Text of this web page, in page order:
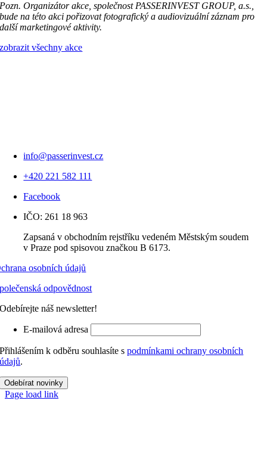
Pozn. Organizátor akce, společnost PASSERINVEST GROUP, a.s.,
bude na této akci pořizovat fotografický a audiovizuální záznam pro
další marketingové aktivity.
zobrazit všechny akce
info@passerinvest.cz
+420 221 582 111
Facebook
IČO: 261 18 963
Zapsaná v obchodním rejstříku vedeném Městským soudem
v Praze pod spisovou značkou B 6173.
osobních údajů
odpovědnost
Odebírejte náš newsletter!
E-mailová adresa
Přihlášením k odběru souhlasíte spodmínkami ochrany osobních
údajů.
Odebírat novinky
Page load link